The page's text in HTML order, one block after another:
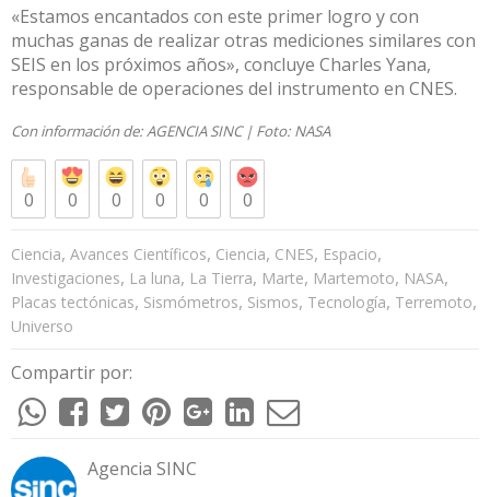
«Estamos encantados con este primer logro y con
muchas ganas de realizar otras mediciones similares con
SEIS en los próximos años», concluye Charles Yana,
responsable de operaciones del instrumento en CNES.
Con información de:AGENCIA SINC| Foto: NASA
0 0 0 0 0 0
Ciencia, Avances Científicos, Ciencia, CNES, Espacio,
Investigaciones, La luna, La Tierra, Marte, Martemoto, NASA,
Placas tectónicas, Sismómetros, Sismos, Tecnología, Terremoto,
Universo
Compartir por:
Agencia SINC